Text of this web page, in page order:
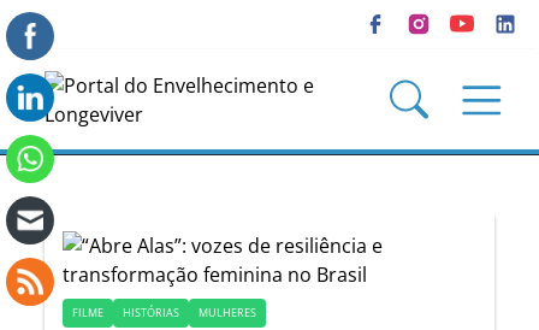
FILME HISTÓRIAS MULHERES